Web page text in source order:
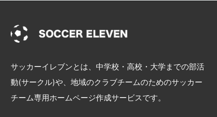
サッカーイレブンとは、中学校・高校・大学までの部活
動(サークル)や、地域のクラブチームのためのサッカー
チーム専用ホームページ作成サービスです。